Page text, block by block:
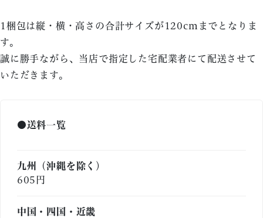
1梱包は縦・横・高さの合計サイズが120cmまでとなりま
す。
誠に勝手ながら、当店で指定した宅配業者にて配送させて
いただきます。
●送料一覧
九州（沖縄を除く）
605円
中国・四国・近畿